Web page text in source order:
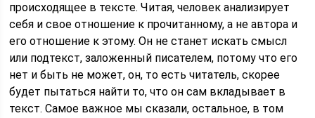
происходящее в тексте. Читая, человек анализирует
себя и свое отношение к прочитанному, а не автора и
его отношение к этому. Он не станет искать смысл
или подтекст, заложенный писателем, потому что его
нет и быть не может, он, то есть читатель, скорее
будет пытаться найти то, что он сам вкладывает в
текст. Самое важное мы сказали, остальное, в том